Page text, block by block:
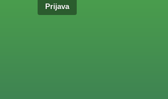
Prijava